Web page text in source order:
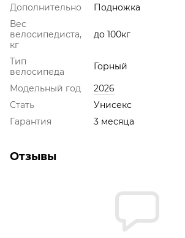
Дополнительно
Подножка
Вес
велосипедиста,
кг
до 100кг
Тип
велосипеда
Горный
Модельный год
2026
Стать
Унисекс
Гарантия
3 месяца
Отзывы